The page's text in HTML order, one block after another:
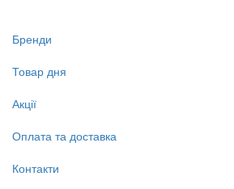
Бренди
Товар дня
Акції
Оплата та доставка
Контакти